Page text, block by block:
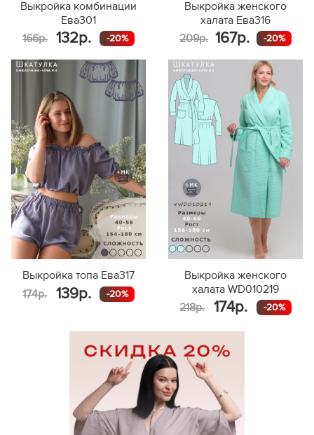
Выкройка комбинации
Ева301
166р.
132р. -20%
Выкройка женского
халата Ева316
209р.
167р. -20%
Выкройка топа Ева317
174р.
139р. -20%
Выкройка женского
халата WD010219
218р.
174р. -20%